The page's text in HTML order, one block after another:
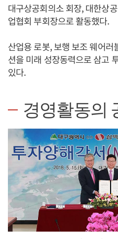
대구상공회의소 회장, 대한상
업협회 부회장으로 활동했다.
산업용 로봇, 보행 보조 웨어
션을 미래 성장동력으로 삼고
있다.
경영활동의